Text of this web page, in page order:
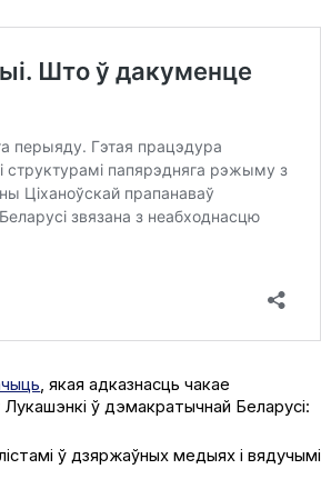
, якая адказнасць чакае
ў дэмакратычнай Беларусі:
ў дзяржаўных медыях і вядучымі